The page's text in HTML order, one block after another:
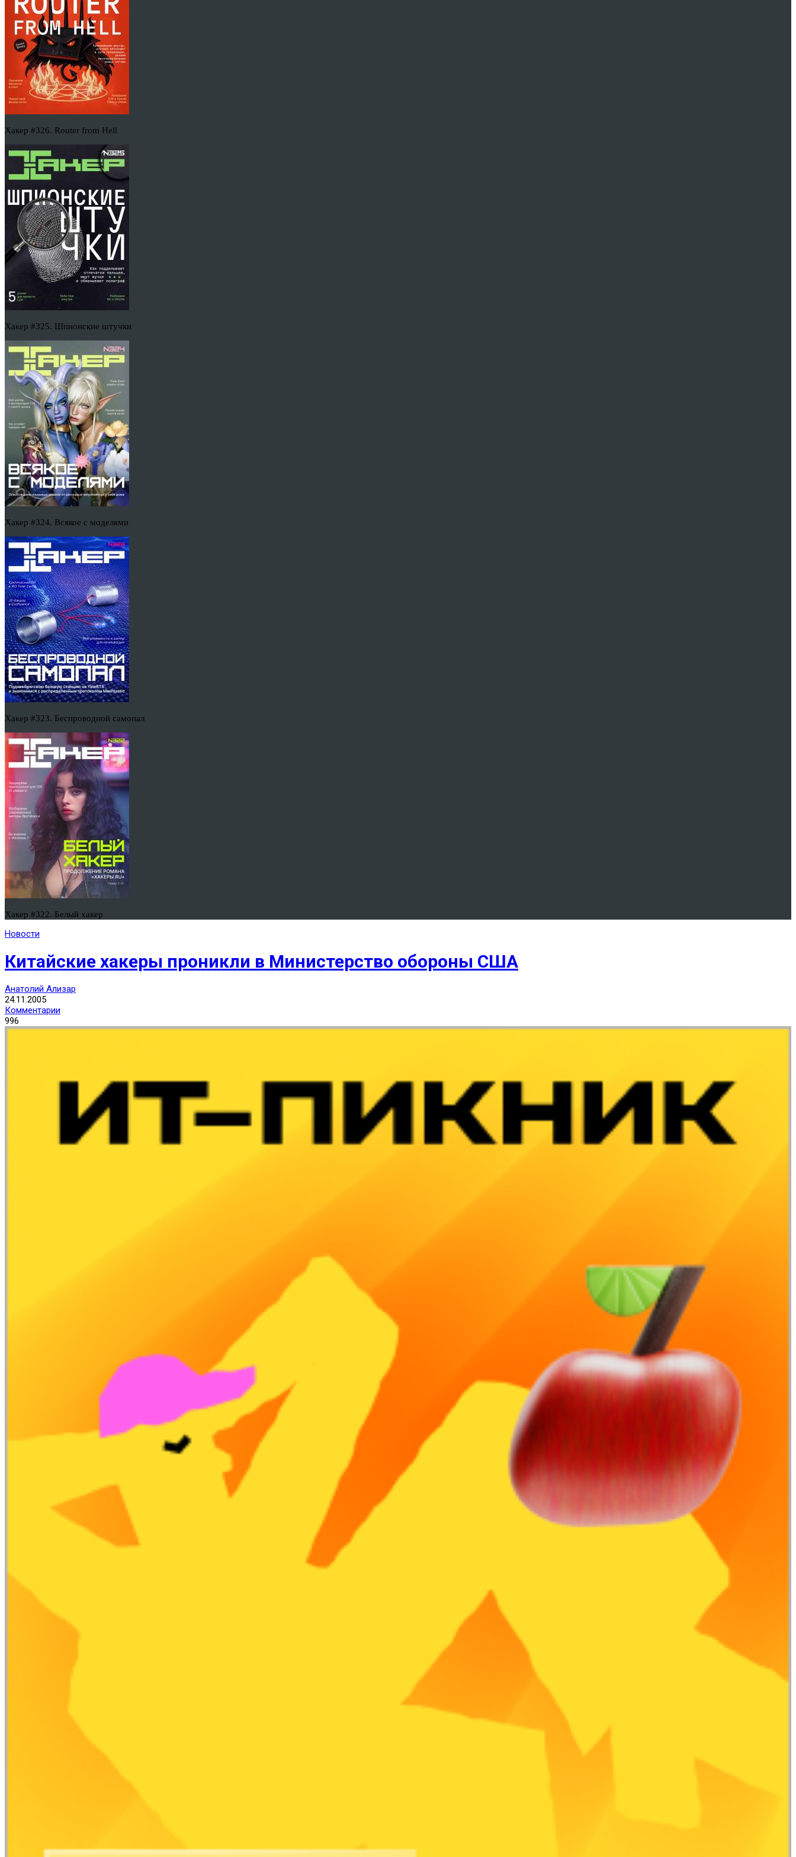
Хакер #326. Router from Hell
Хакер #325. Шпионские штучки
Хакер #324. Всякое с моделями
Хакер #323. Беспроводной самопал
Хакер #322. Белый хакер
Новости
Китайские хакеры проникли в Министерство обороны США
Анатолий Ализар
24.11.2005
Комментарии
996